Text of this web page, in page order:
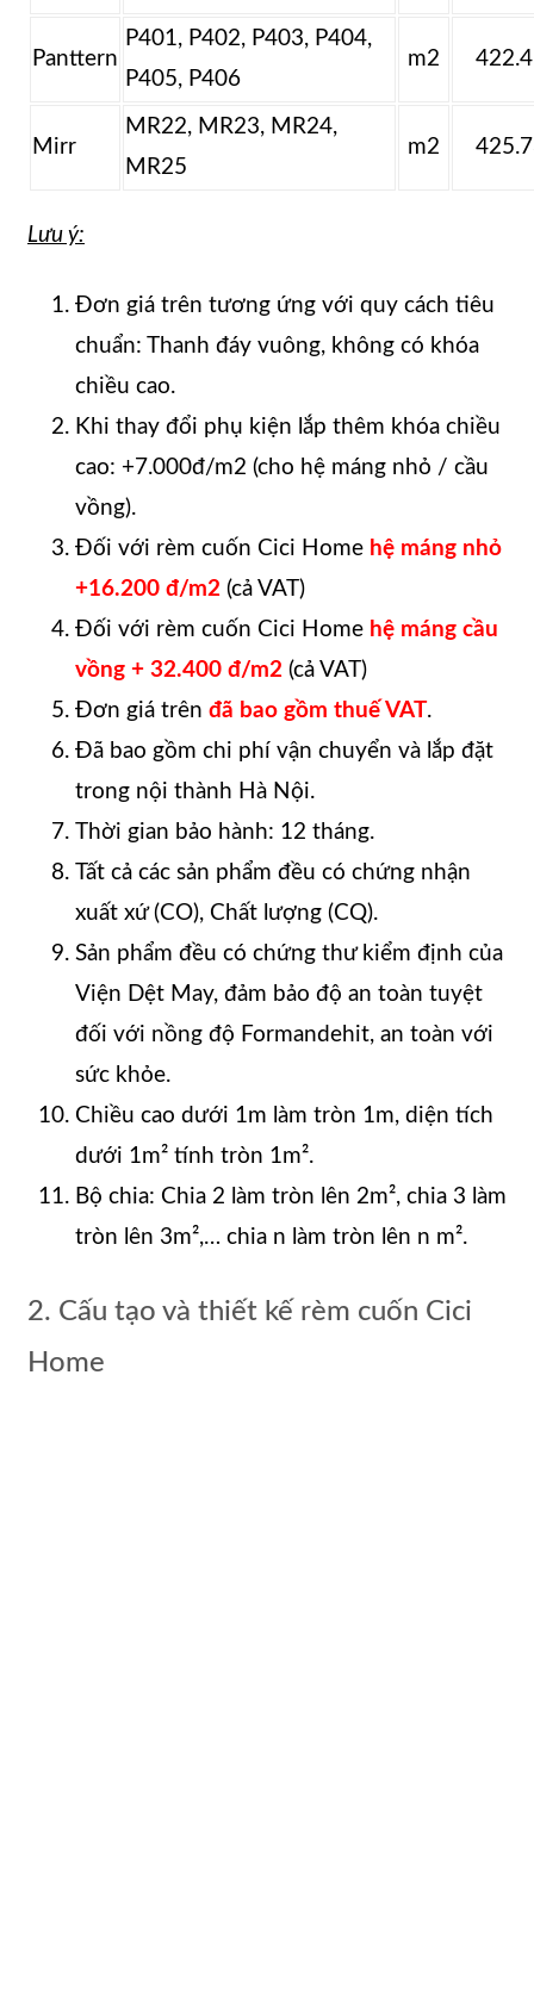
Panttern
P401, P402, P403, P404,
P405, P406
m2
Mirr
MR22, MR23, MR24,
MR25
m2
Lưu ý:
Đơn giá trên tương ứng với quy cách tiêu
chuẩn: Thanh đáy vuông, không có khóa
chiều cao.
Khi thay đổi phụ kiện lắp thêm khóa chiều
cao: +7.000đ/m2 (cho hệ máng nhỏ / cầu
vồng).
Đối với rèm cuốn Cici Home hệ máng nhỏ
+16.200 đ/m2 (cả VAT)
Đối với rèm cuốn Cici Home hệ máng cầu
vồng + 32.400 đ/m2 (cả VAT)
Đơn giá trên đã bao gồm thuế VAT.
Đã bao gồm chi phí vận chuyển và lắp đặt
trong nội thành Hà Nội.
Thời gian bảo hành: 12 tháng.
Tất cả các sản phẩm đều có chứng nhận
xuất xứ (CO), Chất lượng (CQ).
Sản phẩm đều có chứng thư kiểm định của
Viện Dệt May, đảm bảo độ an toàn tuyệt
đối với nồng độ Formandehit, an toàn với
sức khỏe.
Chiều cao dưới 1m làm tròn 1m, diện tích
dưới 1m² tính tròn 1m².
Bộ chia: Chia 2 làm tròn lên 2m², chia 3 làm
tròn lên 3m²,… chia n làm tròn lên n m².
2. Cấu tạo và thiết kế rèm cuốn Cici
Home